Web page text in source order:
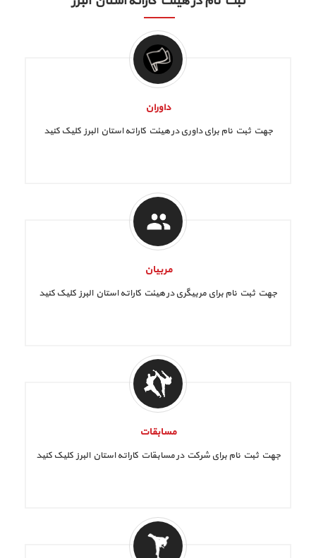
داوران
جهت ثبت نام برای داوری در هیئت کاراته استان البرز کلیک کنید
مربیان
جهت ثبت نام برای مربیگری در هیئت کاراته استان البرز کلیک کنید
مسابقات
جهت ثبت نام برای شرکت در مسابقات کاراته استان البرز کلیک کنید